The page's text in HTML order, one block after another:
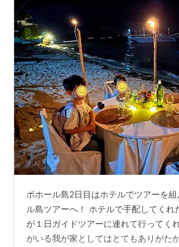
ボホール島2日目はホテルでツアーを
ル島ツアーへ！ ホテルで手配してくれ
が１日ガイドツアーに連れて行ってく
がいる我が家としてはとてもありがた